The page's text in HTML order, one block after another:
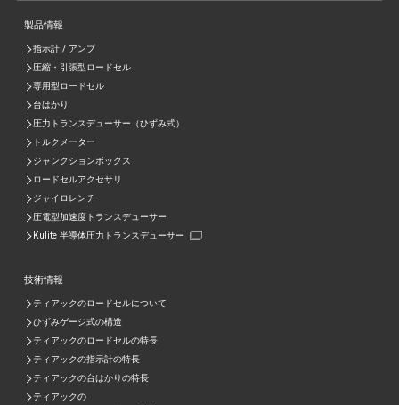
製品情報
指示計 / アンプ
圧縮・引張型ロードセル
専用型ロードセル
台はかり
圧力トランスデューサー（ひずみ式）
トルクメーター
ジャンクションボックス
ロードセルアクセサリ
ジャイロレンチ
圧電型加速度トランスデューサー
Kulite 半導体圧力トランスデューサー
技術情報
ティアックのロードセルについて
ひずみゲージ式の構造
ティアックのロードセルの特長
ティアックの指示計の特長
ティアックの台はかりの特長
ティアックの